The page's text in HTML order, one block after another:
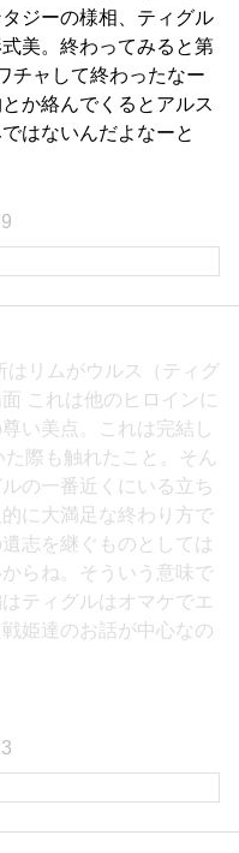
ジーの様相、ティグル
美。終わってみると第
チャして終わったなー
か絡んでくるとアルス
はないんだよなーと
はリムがウルス（ティグ
これは他のヒロインに
い美点。これは完結し
際も触れたこと。そん
の一番近くにいる立ち
に大満足な終わり方で
志を継ぐものとしては
らね。そういう意味で
ティグルはオマケでエ
姫達のお話が中心なの